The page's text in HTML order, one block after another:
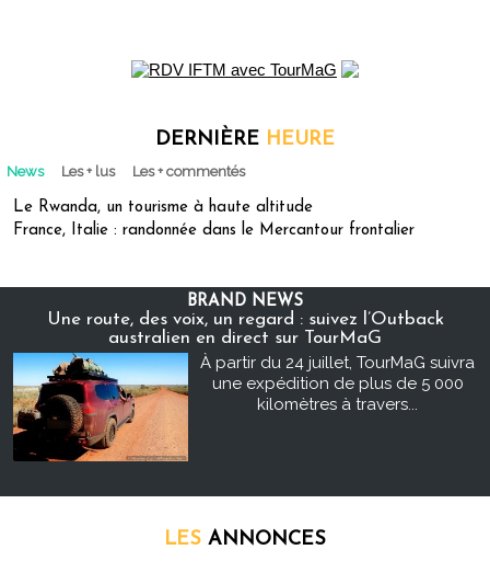
DERNIÈRE HEURE
News Les + lus Les + commentés
Le Rwanda, un tourisme à haute altitude
France, Italie : randonnée dans le Mercantour frontalier
BRAND NEWS
Une route, des voix, un regard : suivez l’Outback
australien en direct sur TourMaG
À partir du 24 juillet, TourMaG suivra
une expédition de plus de 5 000
kilomètres à travers...
LES ANNONCES